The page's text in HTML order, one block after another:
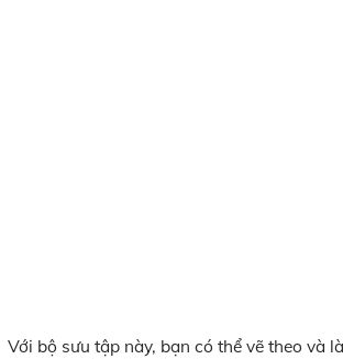
Với bộ sưu tập này, bạn có thể vẽ theo và